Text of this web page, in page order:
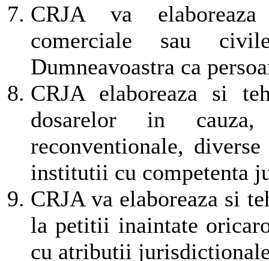
CRJA va elaboreaza
comerciale sau
Dumneavoastra ca
CRJA elaboreaza si
dosarelor in
reconventionale,
institutii cu competenta
CRJA va elaboreaza si
la petitii inaintate
cu atributii